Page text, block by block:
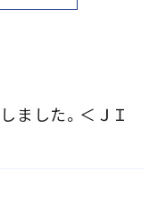
ました。＜ＪＩ